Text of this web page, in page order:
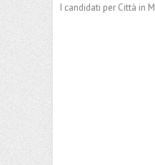
I candidati per Città in